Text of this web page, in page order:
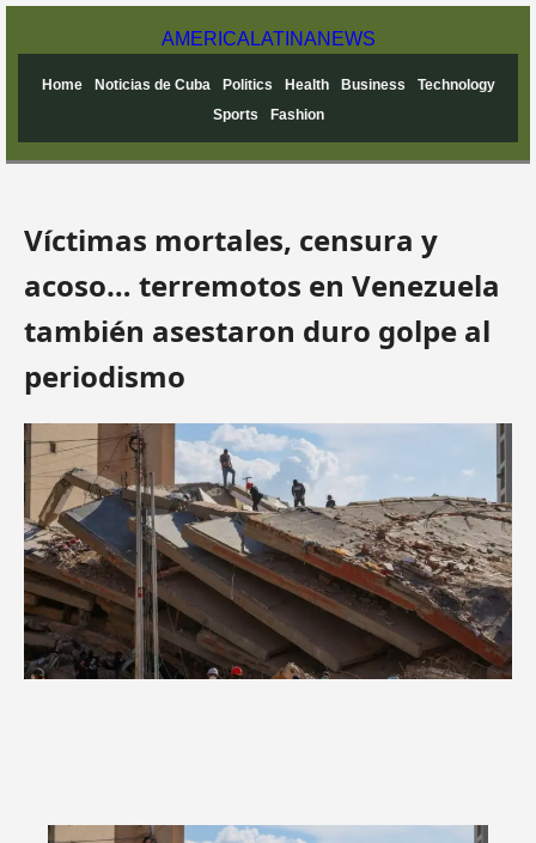
AMERICA LATINANEWS
Home Noticias de Cuba Politics Health Business
Technology
Sports
Fashion
Víctimas mortales, censura y
acoso… terremotos en Venezuela
también asestaron duro golpe al
periodismo